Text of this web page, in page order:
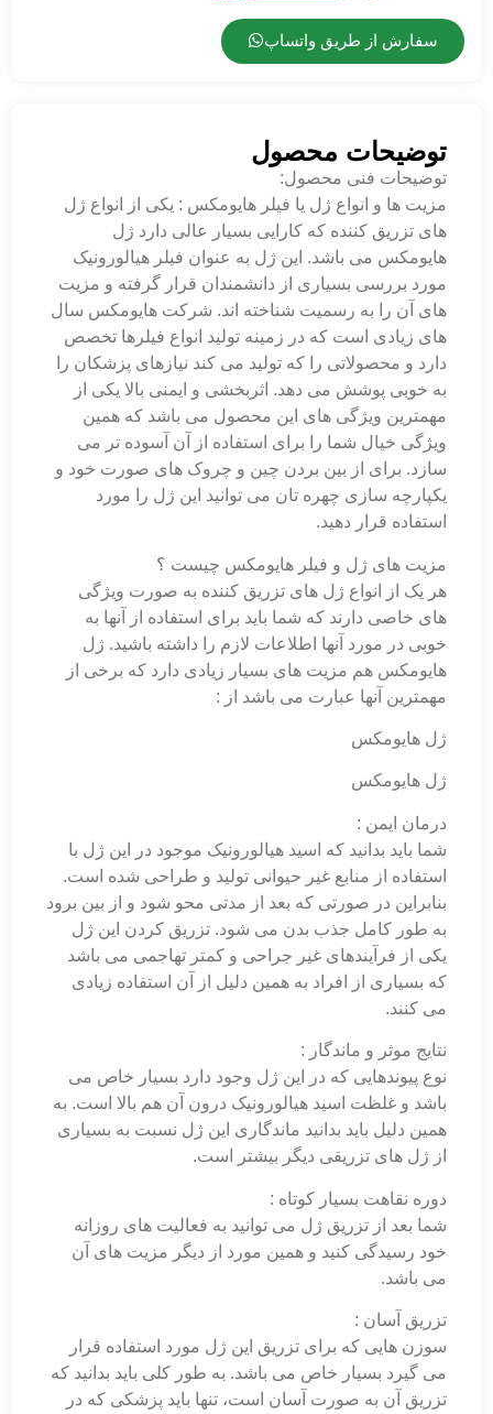
سفارش از طریق واتساپ
توضیحات محصول
توضیحات فنی محصول:
مزیت ها و انواع ژل یا فیلر هایومکس : یکی از انواع ژل
های تزریق کننده که کارایی بسیار عالی دارد ژل
هایومکس می باشد. این ژل به عنوان فیلر هیالورونیک
مورد بررسی بسیاری از دانشمندان قرار گرفته و مزیت
های آن را به رسمیت شناخته اند. شرکت هایومکس سال
های زیادی است که در زمینه تولید انواع فیلرها تخصص
دارد و محصولاتی را که تولید می کند نیازهای پزشکان را
به خوبی پوشش می دهد. اثربخشی و ایمنی بالا یکی از
مهمترین ویژگی های این محصول می باشد که همین
ویژگی خیال شما را برای استفاده از آن آسوده تر می
سازد. برای از بین بردن چین و چروک های صورت خود و
یکپارچه سازی چهره تان می توانید این ژل را مورد
استفاده قرار دهید.
مزیت های ژل و فیلر هایومکس چیست ؟
هر یک از انواع ژل های تزریق کننده به صورت ویژگی
های خاصی دارند که شما باید برای استفاده از آنها به
خوبی در مورد آنها اطلاعات لازم را داشته باشید. ژل
هایومکس هم مزیت های بسیار زیادی دارد که برخی از
مهمترین آنها عبارت می باشد از :
ژل هایومکس
ژل هایومکس
درمان ایمن :
شما باید بدانید که اسید هیالورونیک موجود در این ژل با
استفاده از منابع غیر حیوانی تولید و طراحی شده است.
بنابراین در صورتی که بعد از مدتی محو شود و از بین برود
به طور کامل جذب بدن می شود. تزریق کردن این ژل
یکی از فرآیندهای غیر جراحی و کمتر تهاجمی می باشد
که بسیاری از افراد به همین دلیل از آن استفاده زیادی
می کنند.
نتایج موثر و ماندگار :
نوع پیوندهایی که در این ژل وجود دارد بسیار خاص می
باشد و غلظت اسید هیالورونیک درون آن هم بالا است. به
همین دلیل باید بدانید ماندگاری این ژل نسبت به بسیاری
از ژل های تزریقی دیگر بیشتر است.
دوره نقاهت بسیار کوتاه :
شما بعد از تزریق ژل می توانید به فعالیت های روزانه
خود رسیدگی کنید و همین مورد از دیگر مزیت های آن
می باشد.
تزریق آسان :
سوزن هایی که برای تزریق این ژل مورد استفاده قرار
می گیرد بسیار خاص می باشد. به طور کلی باید بدانید که
تزریق آن به صورت آسان است، تنها باید پزشکی که در